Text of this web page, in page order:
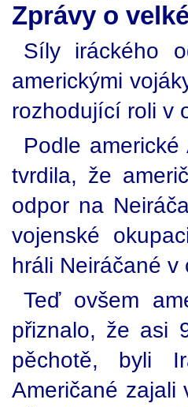
Zprávy o
Síly iráckého
americkými
rozhodující roli v
Podle
tvrdila, že
odpor na
vojenské
hráli Neiráčané v
Teď ovšem
přiznalo, že asi
pěchotě, byli
Američané zajali